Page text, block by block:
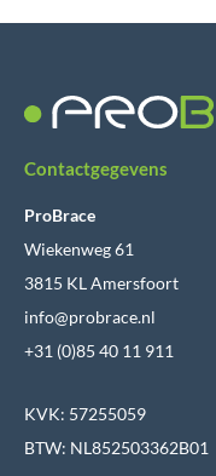
Contactgegevens
ProBrace
Wiekenweg 61
3815 KL Amersfoort
info@probrace.nl
+31 (0)85 40 11 911
KVK: 57255059
BTW: NL852503362B01